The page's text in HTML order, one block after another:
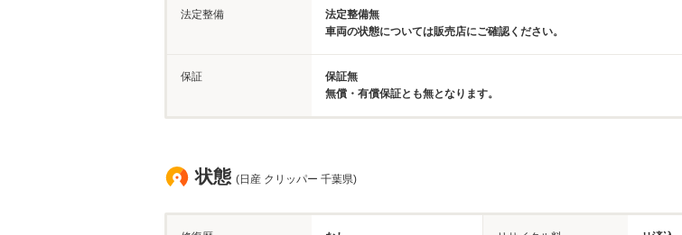
法定整備
法定整備無
車両の状態については販売店にご確認ください。
保証
保証無
無償・有償保証とも無となります。
状態 (日産 クリッパー 千葉県)